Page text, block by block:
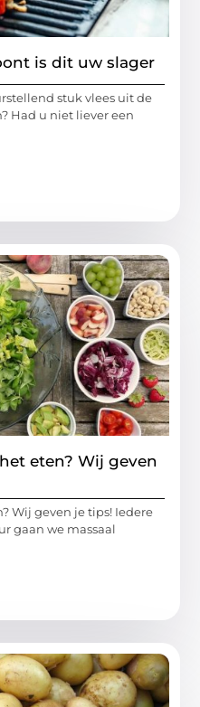
is dit uw slager
stuk vlees uit de
Had u niet liever een
eten? Wij geven
Wij geven je tips! Iedere
gaan we massaal